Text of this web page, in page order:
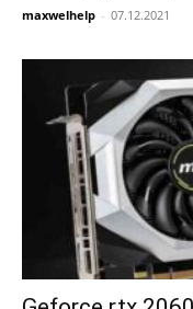
maxwelhelp - 07.12.2021